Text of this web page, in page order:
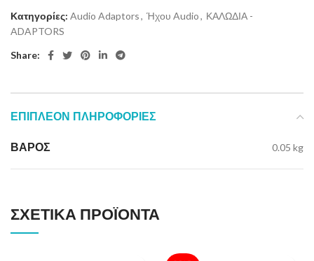
Κατηγορίες: Audio Adaptors, Ήχου Audio, ΚΑΛΩΔΙΑ -
ADAPTORS
Share:
ΕΠΙΠΛΈΟΝ ΠΛΗΡΟΦΟΡΊΕΣ
ΒΆΡΟΣ 0.05 kg
ΣΧΕΤΙΚΆ ΠΡΟΪΌΝΤΑ